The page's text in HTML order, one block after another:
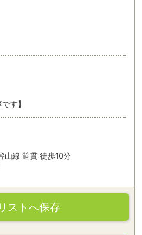
す】
山線 笹貫 徒歩10分
ストへ保存